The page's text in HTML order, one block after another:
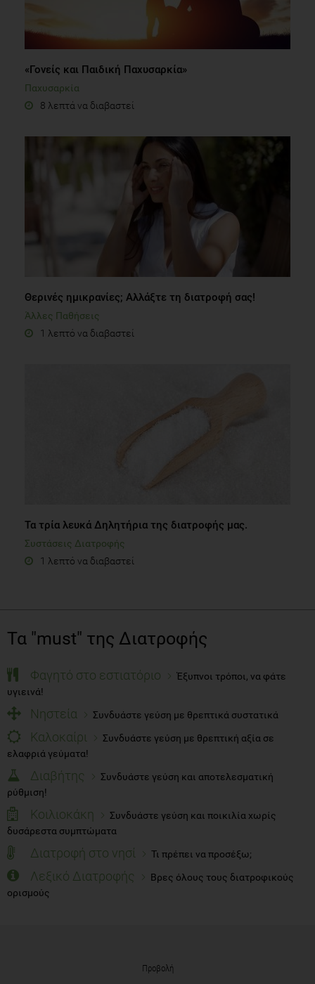
«Γονείς και Παιδική Παχυσαρκία»
Παχυσαρκία
8 λεπτά να διαβαστεί
Θερινές ημικρανίες; Αλλάξτε τη διατροφή σας!
Άλλες Παθήσεις
1 λεπτό να διαβαστεί
Τα τρία λευκά Δηλητήρια της διατροφής μας.
Συστάσεις Διατροφής
1 λεπτό να διαβαστεί
Τα "must" της Διατροφής
Φαγητό στο εστιατόριο
Έξυπνοι τρόποι, να φάτε
υγιεινά!
Νηστεία Συνδυάστε γεύση με θρεπτικά συστατικά
Καλοκαίρι
Συνδυάστε γεύση με θρεπτική αξία σε
ελαφριά γεύματα!
Διαβήτης
Συνδυάστε γεύση και αποτελεσματική
ρύθμιση!
Κοιλιοκάκη
Συνδυάστε γεύση και ποικιλία χωρίς
δυσάρεστα συμπτώματα
Διατροφή στο νησί Τι πρέπει να προσέξω;
Λεξικό Διατροφής
Βρες όλους τους διατροφικούς
ορισμούς
Προβολή